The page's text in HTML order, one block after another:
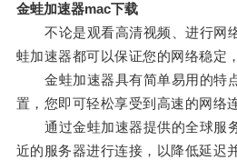
金蛙加速器mac下载
不论是观看高清视频、进行网
蛙加速器都可以保证您的网络稳定
金蛙加速器具有简单易用的特
置，您即可轻松享受到高速的网络
通过金蛙加速器提供的全球服
近的服务器进行连接，以降低延迟